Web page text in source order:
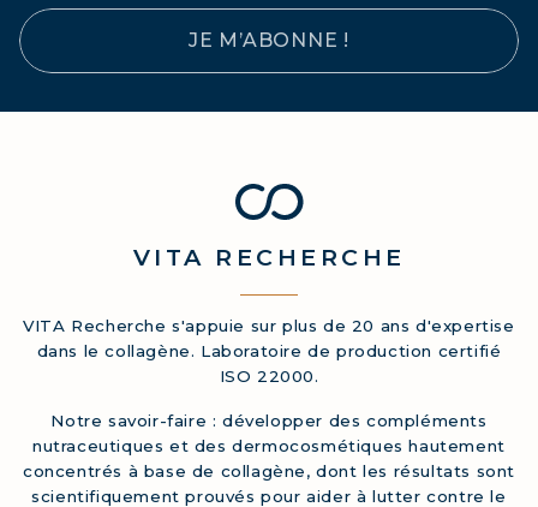
JE M’ABONNE !
VITA RECHERCHE
VITA Recherche s'appuie sur plus de 20 ans d'expertise
dans le collagène. Laboratoire de production certifié
ISO 22000.
Notre savoir-faire : développer des compléments
nutraceutiques et des dermocosmétiques hautement
concentrés à base de collagène, dont les résultats sont
scientifiquement prouvés pour aider à lutter contre le